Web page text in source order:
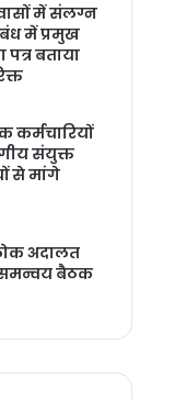
में संलग्न
में प्रमुख
बताया
कर्मचारियों
संयुक्त
से मांगे
अदालत
बैठक